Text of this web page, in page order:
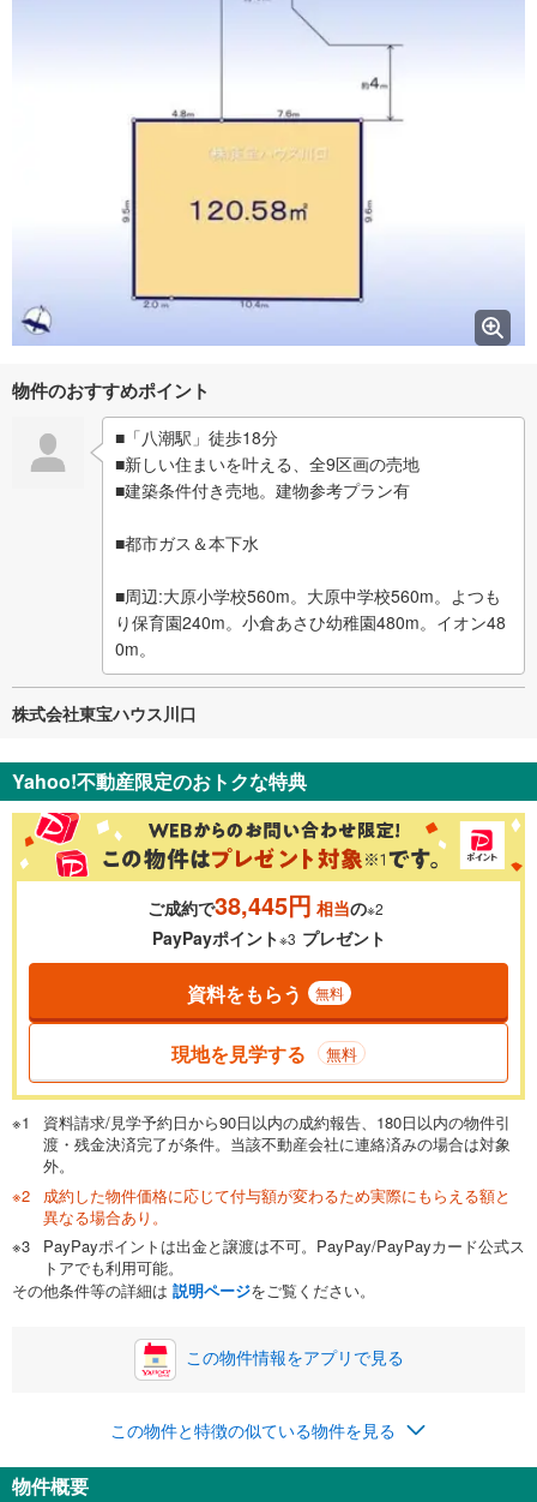
物件のおすすめポイント
■「八潮駅」徒歩18分
■新しい住まいを叶える、全9区画の売地
■建築条件付き売地。建物参考プラン有
■都市ガス＆本下水
■周辺:大原小学校560m。大原中学校560m。よつも
り保育園240m。小倉あさひ幼稚園480m。イオン48
0m。
株式会社東宝ハウス川口
Yahoo!不動産限定のおトクな特典
ご成約で38,445円 相当の※2
PayPayポイント※3 プレゼント
資料をもらう 無料
現地を見学する 無料
資料請求/見学予約日から90日以内の成約報告、180日以内の物件引
渡・残金決済完了が条件。当該不動産会社に連絡済みの場合は対象
外。
成約した物件価格に応じて付与額が変わるため実際にもらえる額と
異なる場合あり。
PayPayポイントは出金と譲渡は不可。PayPay/PayPayカード公式ス
トアでも利用可能。
その他条件等の詳細は 説明ページをご覧ください。
この物件情報をアプリで見る
この物件と特徴の似ている物件を見る
物件概要